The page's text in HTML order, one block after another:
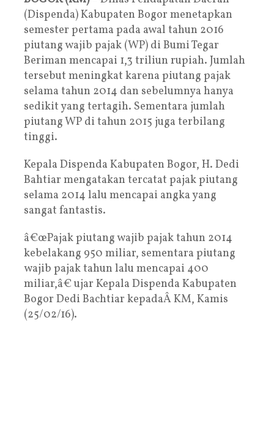
(Dispenda) Kabupaten Bogor menetapkan
semester pertama pada awal tahun 2016
piutang wajib pajak (WP) di Bumi Tegar
Beriman mencapai 1,3 triliun rupiah. Jumlah
tersebut meningkat karena piutang pajak
selama tahun 2014 dan sebelumnya hanya
sedikit yang tertagih. Sementara jumlah
piutang WP di tahun 2015 juga terbilang
tinggi.
Kepala Dispenda Kabupaten Bogor, H. Dedi
Bahtiar mengatakan tercatat pajak piutang
selama 2014 lalu mencapai angka yang
sangat fantastis.
â€œPajak piutang wajib pajak tahun 2014
kebelakang 950 miliar, sementara piutang
wajib pajak tahun lalu mencapai 400
miliar,â€ ujar Kepala Dispenda Kabupaten
Bogor Dedi Bachtiar kepadaÂ KM, Kamis
(25/02/16).